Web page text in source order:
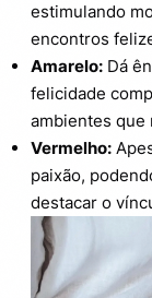
estimulando
encontros
Amarelo: Dá
felicidade
ambientes que
Vermelho:
paixão,
destacar o